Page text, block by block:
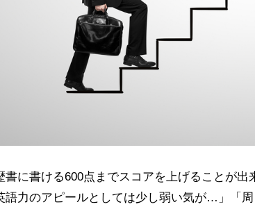
書に書ける600点までスコアを上げることが出
語力のアピールとしては少し弱い気が…」「